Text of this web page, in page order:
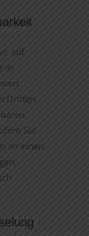
auf
in
Dritten
Sie
an einen